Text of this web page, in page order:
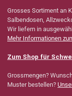
Grosses Sortiment an
Salbendosen,
Wir liefern in
Mehr Informationen
Zum Shop für
Grossmengen?
Muster bestellen?